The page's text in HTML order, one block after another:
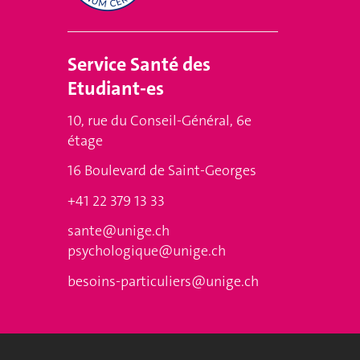
ServiceSanté des
Etudiant-es
10, rue du Conseil-Général, 6e
étage
16 Boulevard de Saint-Georges
+41 22 379 13 33
sante@unige.ch
psychologique@unige.ch
besoins-particuliers@unige.ch